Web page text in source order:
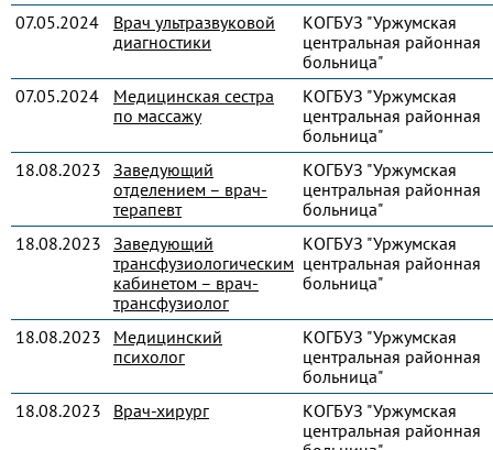
07.05.2024
Врач ультразвуковой
диагностики
КОГБУЗ "Уржумская
центральная районная
больница"
07.05.2024
Медицинская сестра
по массажу
КОГБУЗ "Уржумская
центральная районная
больница"
18.08.2023 Заведующий
отделением – врач-
терапевт
КОГБУЗ "Уржумская
центральная районная
больница"
18.08.2023 Заведующий
трансфузиологическим
кабинетом – врач-
трансфузиолог
КОГБУЗ "Уржумская
центральная районная
больница"
18.08.2023
Медицинский
психолог
КОГБУЗ "Уржумская
центральная районная
больница"
18.08.2023
Врач-хирург
КОГБУЗ "Уржумская
центральная районная